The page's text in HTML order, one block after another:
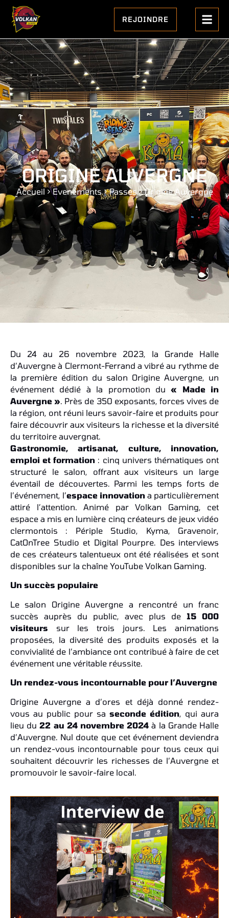
REJOINDRE
ORIGINE AUVERGNE
Accueil>Evenements>Passes>Origine Auvergne
Du 24 au 26 novembre 2023, la Grande Halle
d’Auvergne à Clermont-Ferrand a vibré au rythme de
la première édition du salon Origine Auvergne, un
événement dédié à la promotion du« Made in
Auvergne ». Près de 350 exposants, forces vives de
la région, ont réuni leurs savoir-faire et produits pour
faire découvrir aux visiteurs la richesse et la diversité
du territoire auvergnat.
Gastronomie, artisanat, culture, innovation,
emploi et formation : cinq univers thématiques ont
structuré le salon, offrant aux visiteurs un large
éventail de découvertes. Parmi les temps forts de
l’événement, l’espace innovation a particulièrement
attiré l’attention. Animé par Volkan Gaming, cet
espace a mis en lumière cinq créateurs de jeux vidéo
clermontois : Périple Studio, Kyma, Gravenoir,
CatOnTree Studio et Digital Pourpre. Des interviews
de ces créateurs talentueux ont été réalisées et sont
disponibles sur la chaîne YouTube Volkan Gaming.
Un succès populaire
Le salon Origine Auvergne a rencontré un franc
succès auprès du public, avec plus de 15 000
visiteurs sur les trois jours. Les animations
proposées, la diversité des produits exposés et la
convivialité de l’ambiance ont contribué à faire de cet
événement une véritable réussite.
Un rendez-vous incontournable pour l’Auvergne
Origine Auvergne a d’ores et déjà donné rendez-
vous au public pour sa seconde édition , qui aura
lieu du22 au 24 novembre 2024 à la Grande Halle
d’Auvergne. Nul doute que cet événement deviendra
un rendez-vous incontournable pour tous ceux qui
souhaitent découvrir les richesses de l’Auvergne et
promouvoir le savoir-faire local.